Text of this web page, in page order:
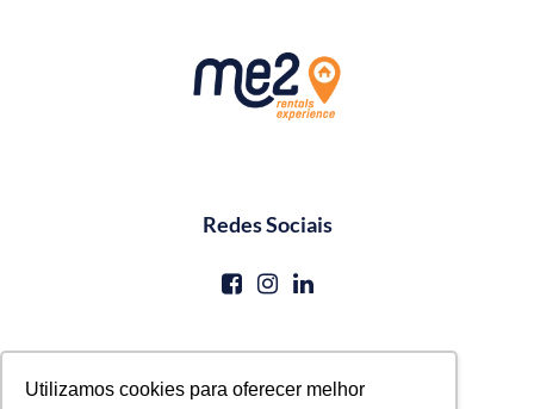
Utilizamos cookies para oferecer melhor
Redes Sociais